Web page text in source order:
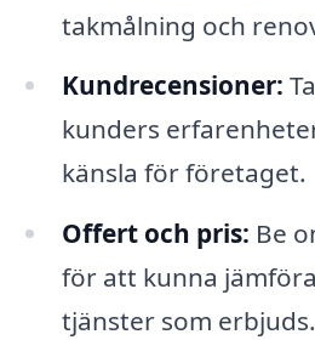
takmålning och
Kundrecensioner:
kunders
känsla för företaget.
Offert och pris: Be
för att kunna
tjänster som erbjuds.